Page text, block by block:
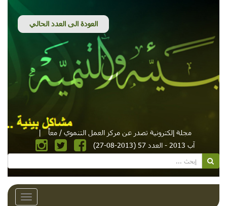
مجلة إلكترونية تصدر عن مركز العمل التنموي / معاً
|
آب 2013 - العدد 57 (2013-08-27)
Toggle